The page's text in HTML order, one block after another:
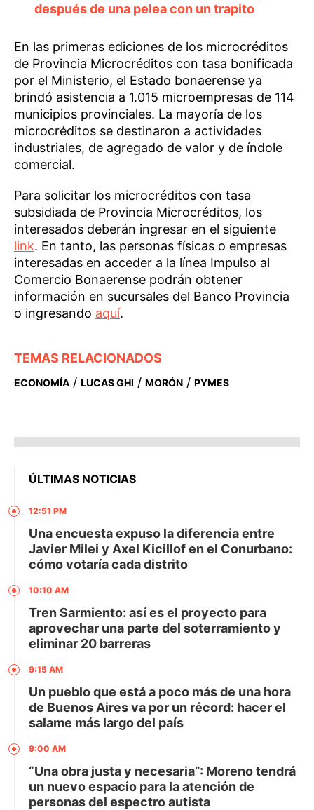
después de una pelea con un trapito
En las primeras ediciones de los microcréditos
de Provincia Microcréditos con tasa bonificada
por el Ministerio, el Estado bonaerense ya
brindó asistencia a 1.015 microempresas de 114
municipios provinciales. La mayoría de los
microcréditos se destinaron a actividades
industriales, de agregado de valor y de índole
comercial.
Para solicitar los microcréditos con tasa
subsidiada de Provincia Microcréditos, los
interesados deberán ingresar en el siguiente
link. En tanto, las personas físicas o empresas
interesadas en acceder a la línea Impulso al
Comercio Bonaerense podrán obtener
información en sucursales del Banco Provincia
o ingresando aquí.
TEMAS RELACIONADOS
ECONOMÍA / LUCAS GHI / MORÓN / PYMES
ÚLTIMAS NOTICIAS
12:51 PM
Una encuesta expuso la diferencia entre
Javier Milei y Axel Kicillof en el Conurbano:
cómo votaría cada distrito
10:10 AM
Tren Sarmiento: así es el proyecto para
aprovechar una parte del soterramiento y
eliminar 20 barreras
9:15 AM
Un pueblo que está a poco más de una hora
de Buenos Aires va por un récord: hacer el
salame más largo del país
9:00 AM
“Una obra justa y necesaria”: Moreno tendrá
un nuevo espacio para la atención de
personas del espectro autista